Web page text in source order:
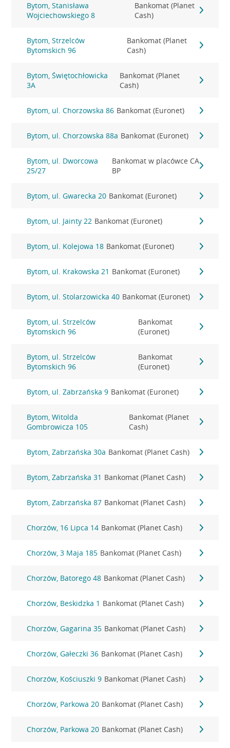
Bytom, Stanisława
Wojciechowskiego 8
Bankomat (Planet
Cash)
Bytom, Strzelców
Bytomskich 96
Bankomat (Planet
Cash)
Bytom, Świętochłowicka
3A
Bankomat (Planet
Cash)
Bytom, ul. Chorzowska 86 Bankomat (Euronet)
Bytom, ul. Chorzowska 88a Bankomat (Euronet)
Bytom, ul. Dworcowa
25/27
Bankomat w placówce CA
BP
Bytom, ul. Gwarecka 20 Bankomat (Euronet)
Bytom, ul. Jainty 22 Bankomat (Euronet)
Bytom, ul. Kolejowa 18 Bankomat (Euronet)
Bytom, ul. Krakowska 21 Bankomat (Euronet)
Bytom, ul. Stolarzowicka 40 Bankomat (Euronet)
Bytom, ul. Strzelców
Bytomskich 96
Bankomat
(Euronet)
Bytom, ul. Strzelców
Bytomskich 96
Bankomat
(Euronet)
Bytom, ul. Zabrzańska 9 Bankomat (Euronet)
Bytom, Witolda
Gombrowicza 105
Bankomat (Planet
Cash)
Bytom, Zabrzańska 30a Bankomat (Planet Cash)
Bytom, Zabrzańska 31 Bankomat (Planet Cash)
Bytom, Zabrzańska 87 Bankomat (Planet Cash)
Chorzów, 16 Lipca 14 Bankomat (Planet Cash)
Chorzów, 3 Maja 185 Bankomat (Planet Cash)
Chorzów, Batorego 48 Bankomat (Planet Cash)
Chorzów, Beskidzka 1 Bankomat (Planet Cash)
Chorzów, Gagarina 35 Bankomat (Planet Cash)
Chorzów, Gałeczki 36 Bankomat (Planet Cash)
Chorzów, Kościuszki 9 Bankomat (Planet Cash)
Chorzów, Parkowa 20 Bankomat (Planet Cash)
Chorzów, Parkowa 20 Bankomat (Planet Cash)